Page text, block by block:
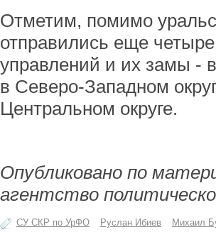
Отметим, помимо
отправились еще
управлений и их замы -
в Северо-Западном
Центральном округе.
Опубликовано по
агентство
СУ СКР по УрФО Руслан Ибиев Михаил